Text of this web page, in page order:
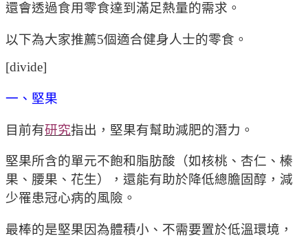
還會透過食用零食達到滿足熱量的需求。
以下為大家推薦5個適合健身人士的零食。
[divide]
一、堅果
目前有研究指出，堅果有幫助減肥的潛力。
堅果所含的單元不飽和脂肪酸（如核桃、杏仁、榛
果、腰果、花生），還能有助於降低總膽固醇，減
少罹患冠心病的風險。
最棒的是堅果因為體積小、不需要置於低溫環境，